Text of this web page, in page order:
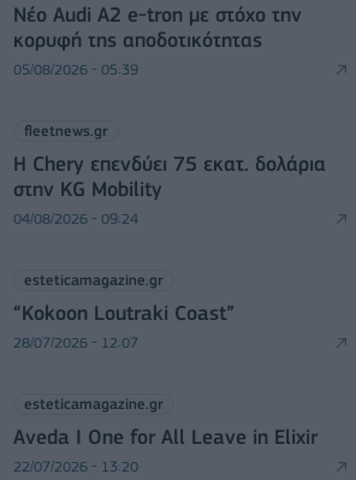
Νέο Audi A2 e-tron με στόχο την
κορυφή της αποδοτικότητας
05/08/2026 - 05:39
fleetnews.gr
Η Chery επενδύει 75 εκατ. δολάρια
στην KG Mobility
04/08/2026 - 09:24
esteticamagazine.gr
“Kokoon Loutraki Coast”
28/07/2026 - 12:07
esteticamagazine.gr
Aveda I One for All Leave in Elixir
22/07/2026 - 13:20